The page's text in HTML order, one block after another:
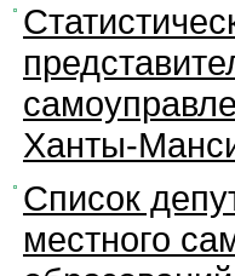
Ханты-
Список
местного